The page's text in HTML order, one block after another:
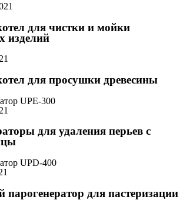
для чистки и мойки
изделий
для просушки древесины
для удаления перьев с
парогенератор для пастеризации